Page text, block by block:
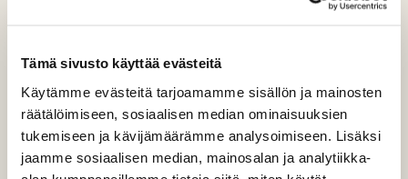
Tämä sivusto käyttää evästeitä
Käytämme evästeitä tarjoamamme sisällön ja mainosten
räätälöimiseen, sosiaalisen median ominaisuuksien
tukemiseen ja kävijämäärämme analysoimiseen. Lisäksi
jaamme sosiaalisen median, mainosalan ja analytiikka-
löytyvät Ajankohtaista-osiosta.
Ajanvaraus Ajankohtaista